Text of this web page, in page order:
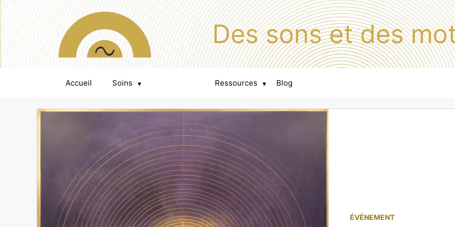
Des sons et des
Accueil Soins ▾ Ressources ▾ Blog
ÉVÉNEMENT